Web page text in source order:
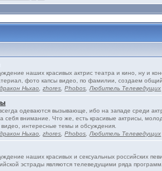
наших красивых актрис театра и кино, ну и
фото капсы видео, по фамилии, создаем общий
Ньхао ,zhores ,Phobos ,Любитель Телеведущих
одеваются вызывающе, ибо на западе среди
себя внимание. Что же, есть красивые актрисы,
интересные темы и обсуждения.
Ньхао ,zhores ,Phobos ,Любитель Телеведущих
наших красивых и сексуальных российских
эстрады являются телеведущими ряда